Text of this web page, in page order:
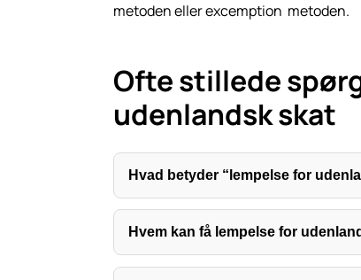
metoden eller excemption metoden.
Ofte stillede
udenlandsk skat
Hvad betyder “lempelse for
Hvem kan få lempelse for